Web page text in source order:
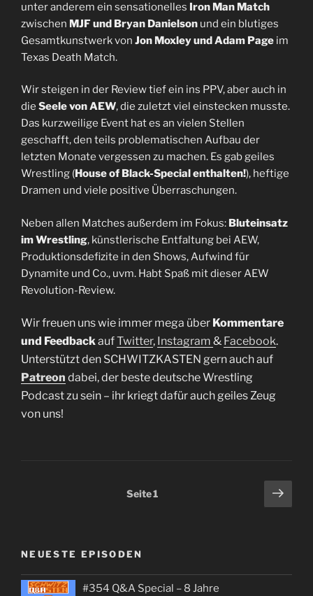
unter anderem ein sensationelles Iron Man Match
zwischen MJF und Bryan Danielson und ein blutiges
Gesamtkunstwerk von Jon Moxley und Adam Page im
Texas Death Match.
Wir steigen in der Review tief ein ins PPV, aber auch in
die Seele von AEW, die zuletzt viel einstecken musste.
Das kurzweilige Event hat es an vielen Stellen
geschafft, den teils problematischen Aufbau der
letzten Monate vergessen zu machen. Es gab geiles
Wrestling (House of Black-Special enthalten!), heftige
Dramen und viele positive Überraschungen.
Neben allen Matches außerdem im Fokus: Bluteinsatz
im Wrestling, künstlerische Entfaltung bei AEW,
Produktionsdefizite in den Shows, Aufwind für
Dynamite und Co., uvm. Habt Spaß mit dieser AEW
Revolution-Review.
Wir freuen uns wie immer mega über Kommentare
und FeedbackaufTwitter, Instagram & Facebook.
Unterstützt den SCHWITZKASTEN gern auch auf
Patreon dabei, der beste deutsche Wrestling
Podcast zu sein – ihr kriegt dafür auch geiles Zeug
von uns!
Seitennummerierung
Seite1
NEUESTE EPISODEN
#354 Q&A Special – 8 Jahre